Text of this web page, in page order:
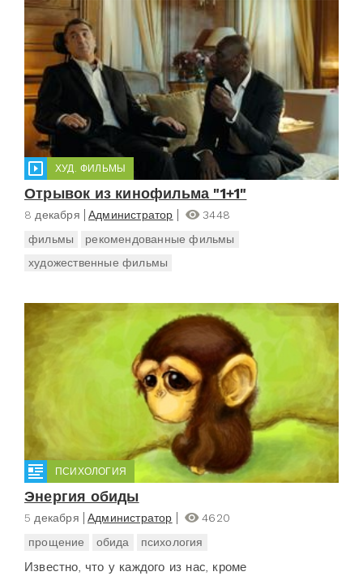
ХУД. ФИЛЬМЫ
Отрывок из кинофильма "1+1"
8 декабря Администратор
3448
фильмы
рекомендованные фильмы
художественные фильмы
ПСИХОЛОГИЯ
Энергия обиды
5 декабря Администратор
4620
прощение
обида психология
Известно, что у каждого из нас, кроме